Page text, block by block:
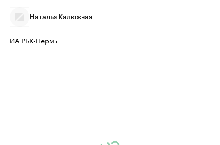
Наталья Калюжная
ИА РБК-Пермь